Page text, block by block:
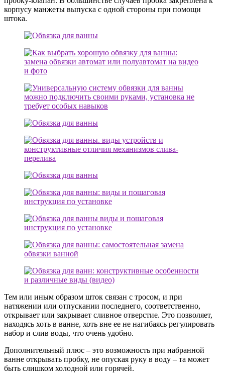
корпусу манжеты выпуска с одной стороны при помощи
штока.
Тем или иным образом шток связан с тросом, и при
натяжении или отпускании последнего, соответственно,
открывает или закрывает сливное отверстие. Это позволяет,
находясь хоть в ванне, хоть вне ее не нагибаясь регулировать
набор и слив воды, что очень удобно.
Дополнительный плюс – это возможность при набранной
ванне открывать пробку, не опуская руку в воду – та может
быть слишком холодной или горячей.